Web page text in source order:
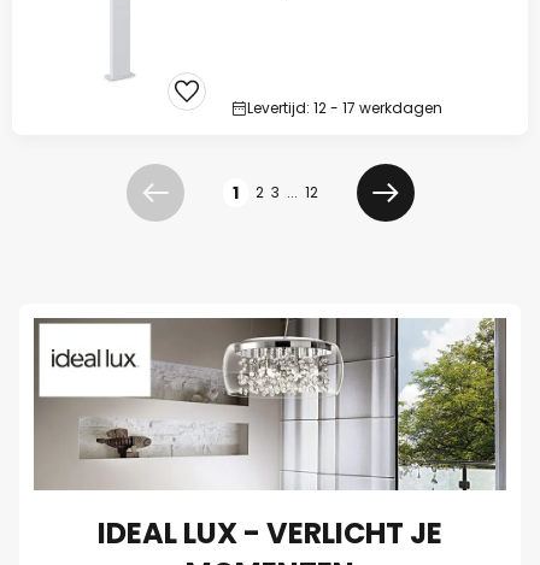
Levertijd: 12 - 17 werkdagen
Vorige 1 2 3 ... 12
Volgende
IDEAL LUX - VERLICHT JE